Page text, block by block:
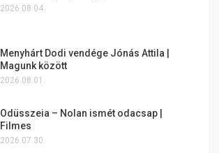
2026.08.04.
Menyhárt Dodi vendége Jónás Attila |
Magunk között
2026.08.01.
Odüsszeia – Nolan ismét odacsap |
Filmes
2026.07.30.